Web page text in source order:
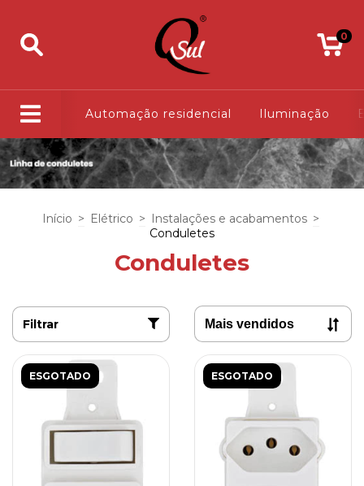
0
Automação residencial Iluminação
Início > Elétrico > Instalações e acabamentos >
Conduletes
Conduletes
Filtrar
ESGOTADO ESGOTADO